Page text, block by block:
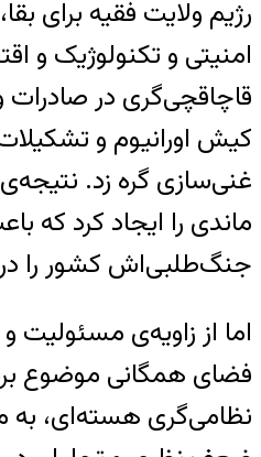
رژیم ولایت فقیه برای
امنیتی و تکنولوژیک و
قاچاقچی‌گری در
کیش اورانیوم و
غنی‌سازی گره زد.
ماندی را ایجاد کرد که
جنگ‌طلبی‌اش کشور را
اما از زاویه‌ی‌
فضای همگانی موضوع
نظامی‌گری هسته‌ای،